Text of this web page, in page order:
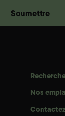
Nos